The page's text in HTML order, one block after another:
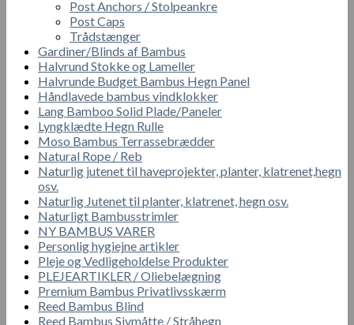
Post Anchors / Stolpeankre
Post Caps
Trådstænger
Gardiner/Blinds af Bambus
Halvrund Stokke og Lameller
Halvrunde Budget Bambus Hegn Panel
Håndlavede bambus vindklokker
Lang Bamboo Solid Plade/Paneler
Lyngklædte Hegn Rulle
Moso Bambus Terrassebrædder
Natural Rope / Reb
Naturlig jutenet til haveprojekter, planter, klatrenet,hegn
osv.
Naturlig Jutenet til planter, klatrenet, hegn osv.
Naturligt Bambusstrimler
NY BAMBUS VARER
Personlig hygiejne artikler
Pleje og Vedligeholdelse Produkter
PLEJEARTIKLER / Oliebelægning
Premium Bambus Privatlivsskærm
Reed Bambus Blind
Reed Bambus Sivmåtte / Stråhegn